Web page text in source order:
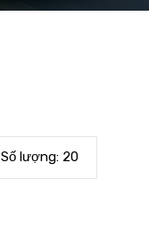
Số lượng: 20